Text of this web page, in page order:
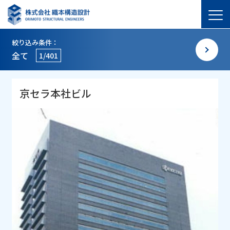
絞り込み条件：
全て 1/401
京セラ本社ビル